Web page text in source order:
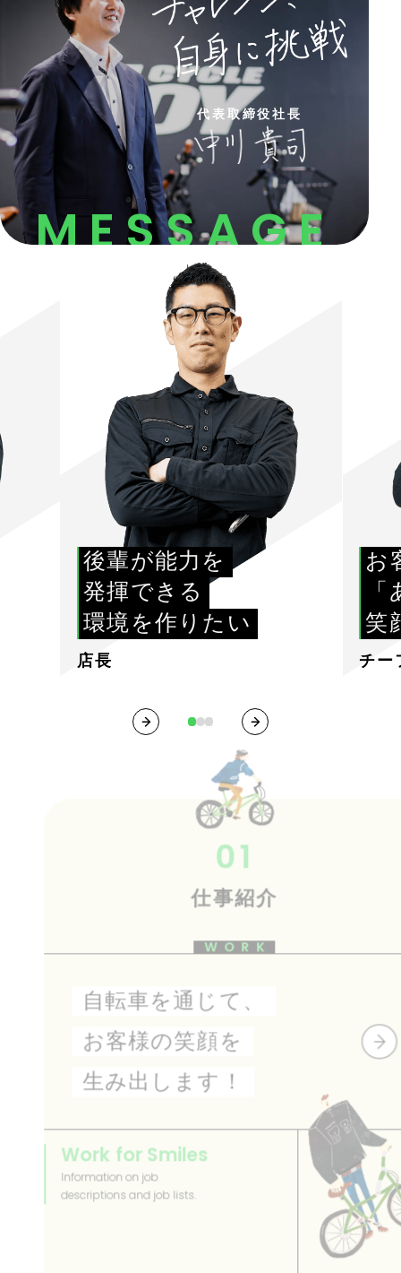
代表取締役社長
MESSAGE
後輩が能力を
発揮できる
環境を作りたい
店長
お
笑
チー
01
仕事紹介
WORK
自転車を通じて、
お客様の笑顔を
生み出します！
Work for Smiles
Information on job
descriptions and job lists.